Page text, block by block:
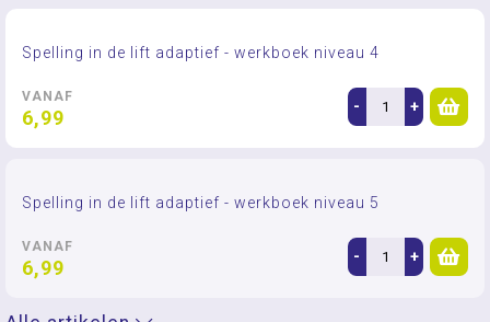
Spelling in de lift adaptief - werkboek niveau 4
VANAF
6,99 - +
Spelling in de lift adaptief - werkboek niveau 5
VANAF
6,99 - +